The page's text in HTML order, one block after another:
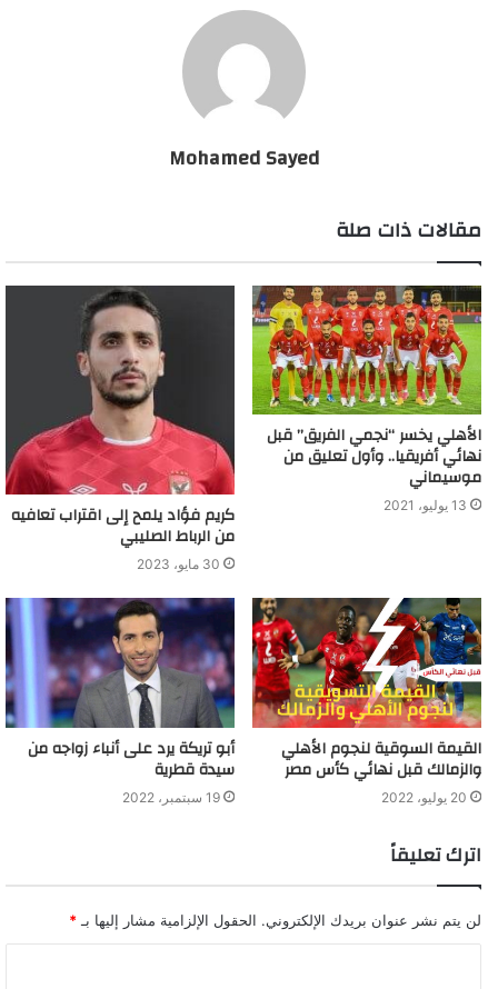
Mohamed Sayed
مقالات ذات صلة
الأهلي يخسر “نجمي الفريق” قبل
نهائي أفريقيا.. وأول تعليق من
موسيماني
13 يوليو، 2021 كريم فؤاد يلمح إلى اقتراب تعافيه
من الرباط الصليبي
30 مايو، 2023
القيمة السوقية لنجوم الأهلي
والزمالك قبل نهائي كأس مصر
20 يوليو، 2022
أبو تريكة يرد على أنباء زواجه من
سيدة قطرية
19 سبتمبر، 2022
اترك تعليقاً
لن يتم نشر عنوان بريدك الإلكتروني. الحقول الإلزامية مشار إليها بـ *